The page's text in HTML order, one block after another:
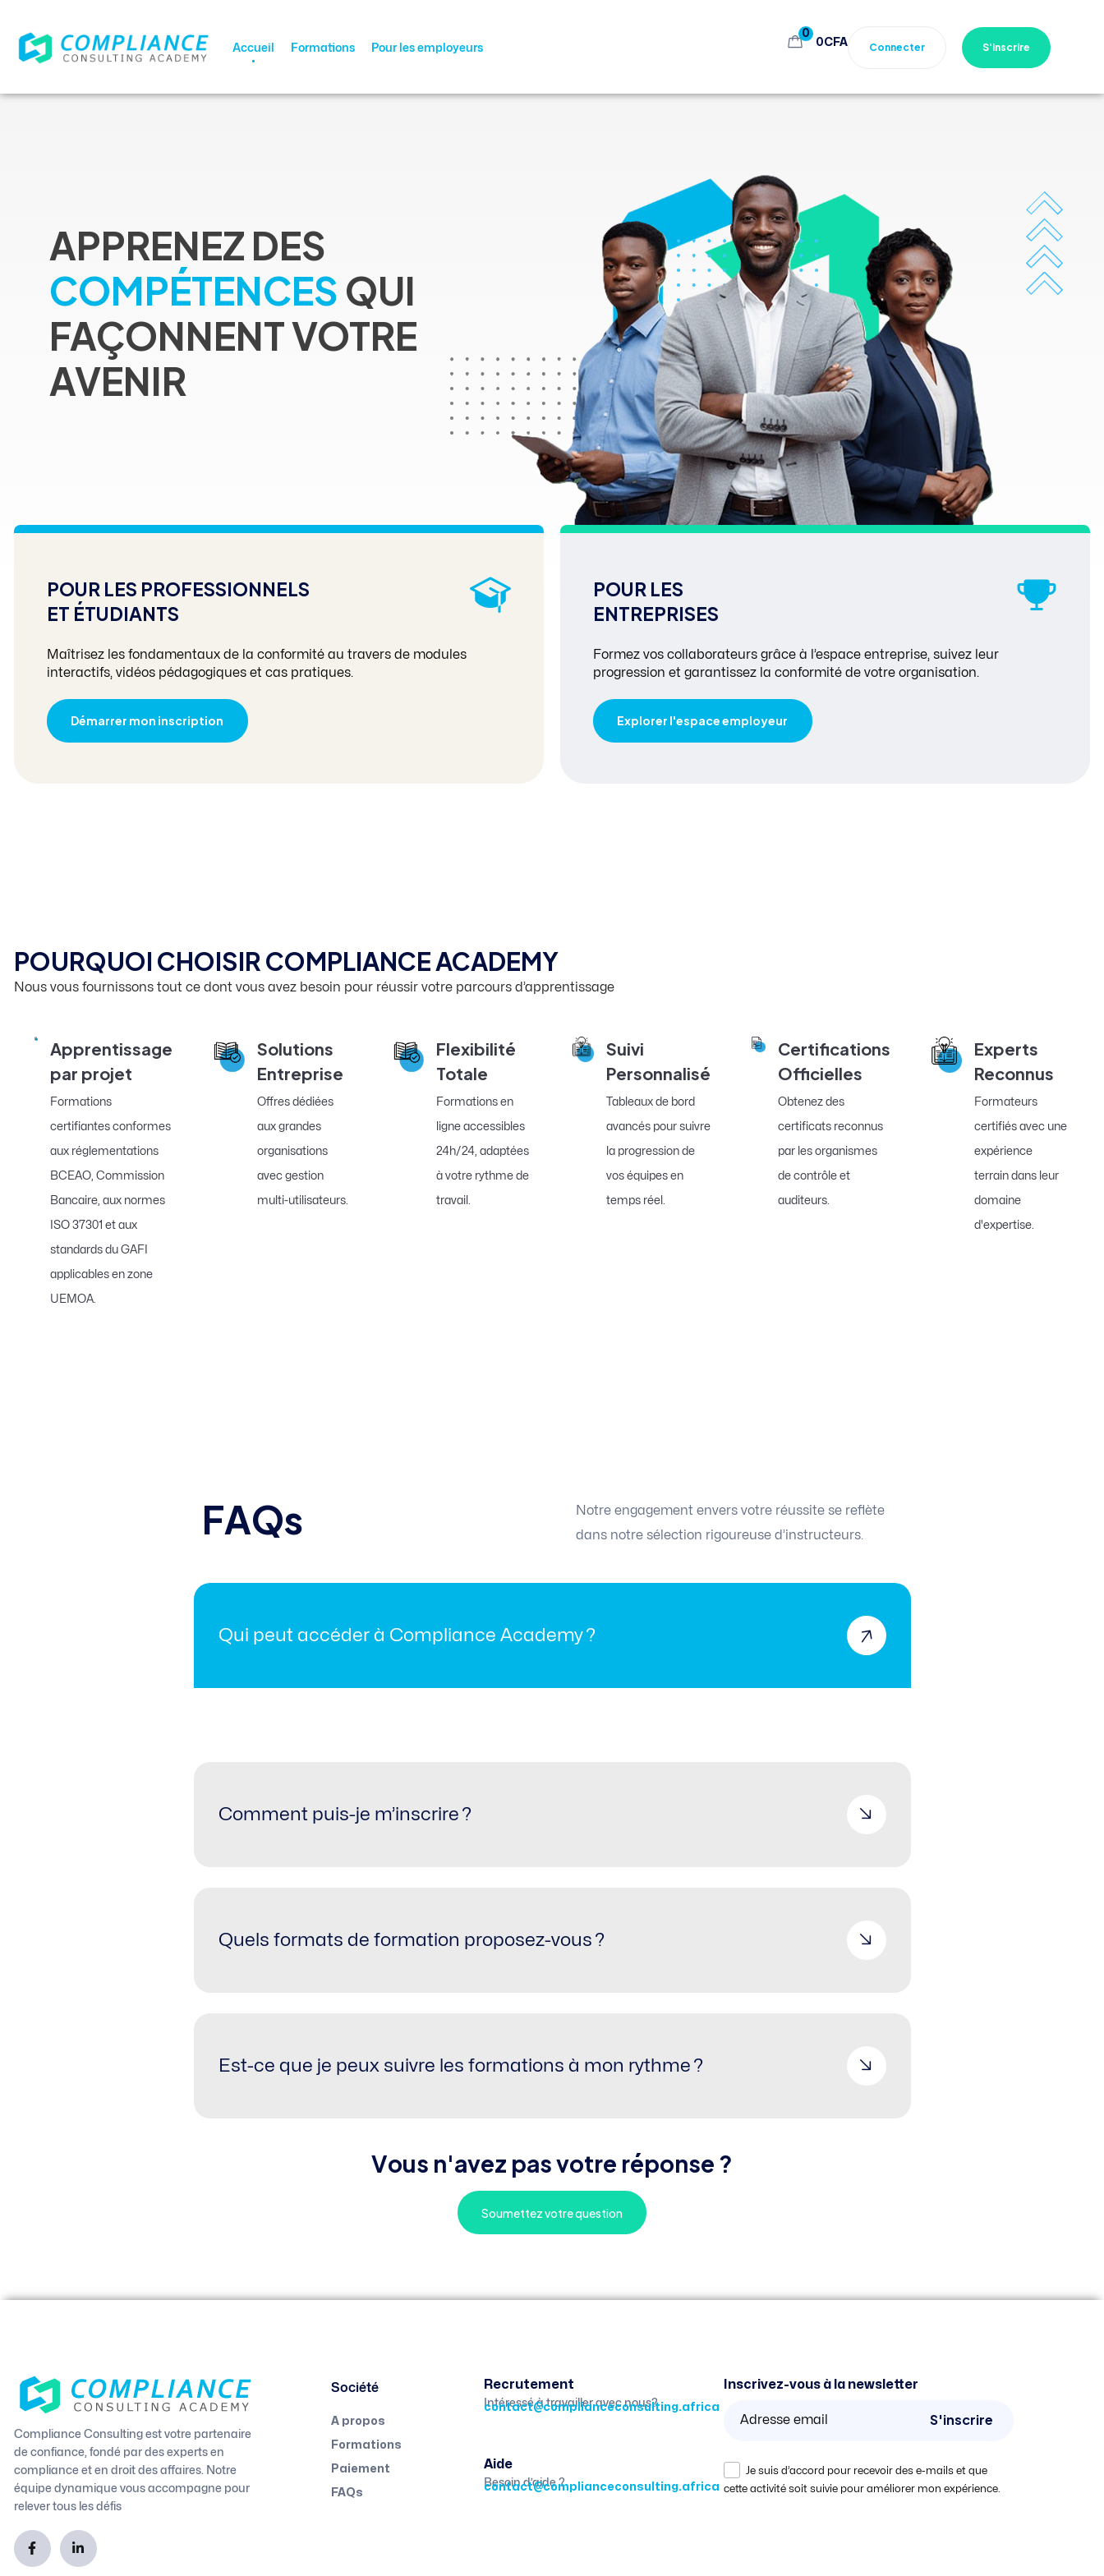
Accueil Formations Pour les employeurs
0
0CFA Connecter S'inscrire
APPRENEZ DES
COMPÉTENCES QUI
FAÇONNENT VOTRE
AVENIR
POUR LES PROFESSIONNELS
ET ÉTUDIANTS
Maîtrisez les fondamentaux de la conformité au travers de modules
interactifs, vidéos pédagogiques et cas pratiques.
Démarrer mon inscription
POUR LES
ENTREPRISES
Formez vos collaborateurs grâce à l’espace entreprise, suivez leur
progression et garantissez la conformité de votre organisation.
Explorer l'espace employeur
POURQUOI CHOISIR COMPLIANCE ACADEMY
Nous vous fournissons tout ce dont vous avez besoin pour réussir votre parcours d’apprentissage
Apprentissage
par projet
Formations
certifiantes conformes
aux réglementations
BCEAO, Commission
Bancaire, aux normes
ISO 37301 et aux
standards du GAFI
applicables en zone
UEMOA.
Solutions
Entreprise
Offres dédiées
aux grandes
organisations
avec gestion
multi-utilisateurs.
Flexibilité
Totale
Formations en
ligne accessibles
24h/24, adaptées
à votre rythme de
travail.
Suivi
Personnalisé
Tableaux de bord
avancés pour suivre
la progression de
vos équipes en
temps réel.
Certifications
Officielles
Obtenez des
certificats reconnus
par les organismes
de contrôle et
auditeurs.
Experts
Reconnus
Formateurs
certifiés avec une
expérience
terrain dans leur
domaine
d'expertise.
FAQs
Notre engagement envers votre réussite se reflète
dans notre sélection rigoureuse d’instructeurs.
Qui peut accéder à Compliance Academy ?
Comment puis-je m’inscrire ?
Quels formats de formation proposez-vous ?
Est-ce que je peux suivre les formations à mon rythme ?
Vous n'avez pasvotre réponse ?
Soumettez votre question
Compliance Consulting est votre partenaire
de confiance, fondé par des experts en
compliance et en droit des affaires. Notre
équipe dynamique vous accompagne pour
relever tous les défis
Société
A propos
Formations
Paiement
FAQs
Recrutement
Intéressé à travailler avec nous?
contact@complianceconsulting.africa
Aide
Besoin d’aide ?
contact@complianceconsulting.africa
Inscrivez-vous à la newsletter
S'inscrire
Je suis d’accord pour recevoir des e-mails et que
cette activité soit suivie pour améliorer mon expérience.